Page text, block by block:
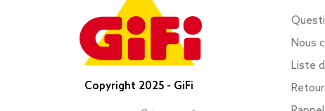
Copyright 2025 - GiFi
Nous
Liste